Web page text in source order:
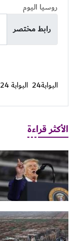
روسيا اليوم
رابط مختصر
البوابة24 البوابة 24
الأكثر قراءة